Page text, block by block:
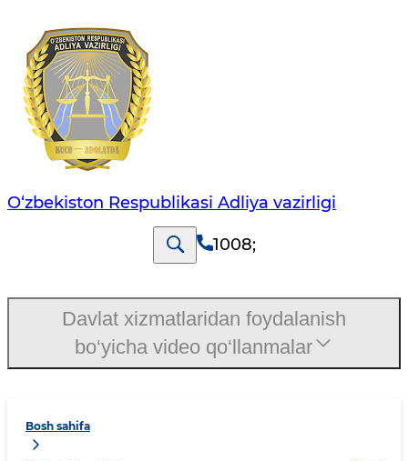
O‘zbekiston Respublikasi Adliya vazirligi
1008;
Bosh sahifa
Davlat xizmatlaridan foydalanish
bo‘yicha video qo‘llanmalar